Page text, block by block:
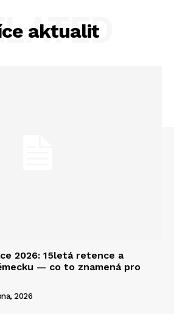
aktualit
2026: 15letá retence a
— co to znamená pro
2026